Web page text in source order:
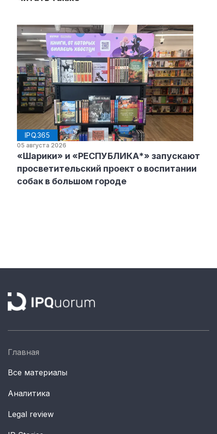
IPQ.365
05 августа 2026
«Шарики» и «РЕСПУБЛИКА*» запускают
просветительский проект о воспитании
собак в большом городе
Главная
Все материалы
Аналитика
Legal review